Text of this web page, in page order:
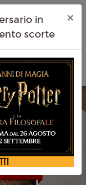
ME &
in
scorte
×